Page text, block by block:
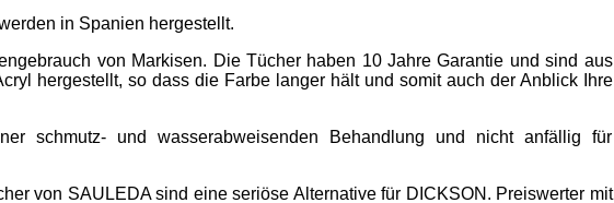
in Spanien hergestellt.
von Markisen. Die Tücher haben 10 Jahre Garantie und sind aus
hergestellt, so dass die Farbe langer hält und somit auch der Anblick Ihre
schmutz- und wasserabweisenden Behandlung und nicht anfällig für
von SAULEDA sind eine seriöse Alternative für DICKSON. Preiswerter mit